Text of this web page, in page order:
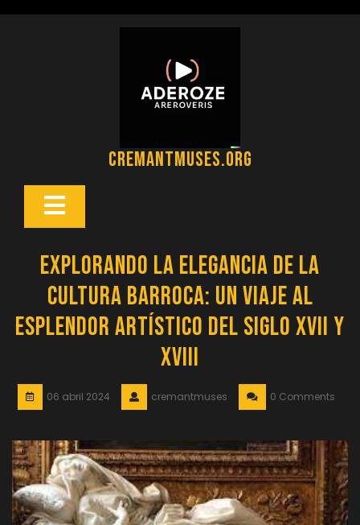
cremantmuses.org
Botón
Explorando la Elegancia de la
Cultura Barroca: Un Viaje al
Esplendor Artístico del Siglo XVII y
XVIII
06 abril 2024 cremantmuses 0 Comments